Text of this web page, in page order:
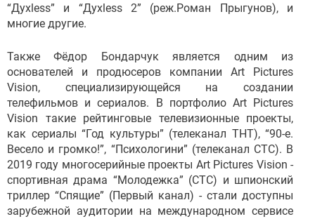
“Духless” и “Духless 2” (реж.Роман Прыгунов), и
многие другие.
Также Фёдор Бондарчук является одним из
основателей и продюсеров компании Art Pictures
Vision, специализирующейся на создании
телефильмов и сериалов. В портфолио Art Pictures
Vision такие рейтинговые телевизионные проекты,
как сериалы “Год культуры” (телеканал ТНТ), “90-е.
Весело и громко!”, “Психологини” (телеканал СТС). В
2019 году многосерийные проекты Art Pictures Vision -
спортивная драма “Молодежка” (СТС) и шпионский
триллер “Спящие” (Первый канал) - стали доступны
зарубежной аудитории на международном сервисе